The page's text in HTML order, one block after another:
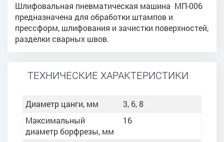
Шлифовальная пневматическая машина МП-006
предназначена для обработки штампов и
прессформ, шлифования и зачистки поверхностей,
разделки сварных швов.
ТЕХНИЧЕСКИЕ ХАРАКТЕРИСТИКИ
Диаметр цанги, мм
3, 6, 8
Максимальный
диаметр борфрезы, мм
16